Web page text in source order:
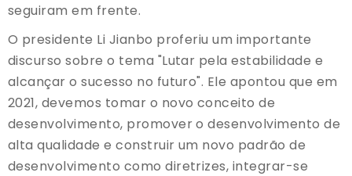
seguiram em frente.
O presidente Li Jianbo proferiu um importante
discurso sobre o tema "Lutar pela estabilidade e
alcançar o sucesso no futuro". Ele apontou que em
2021, devemos tomar o novo conceito de
desenvolvimento, promover o desenvolvimento de
alta qualidade e construir um novo padrão de
desenvolvimento como diretrizes, integrar-se